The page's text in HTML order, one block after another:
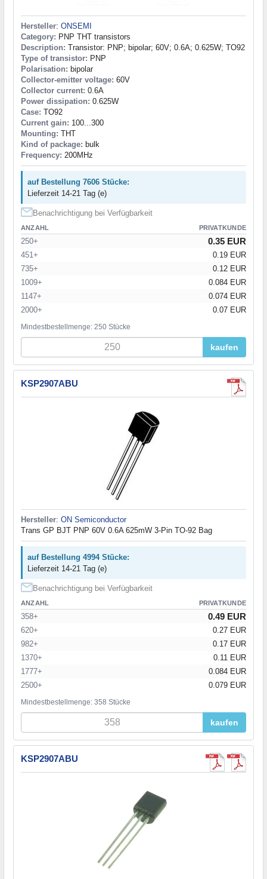
Hersteller: ONSEMI
Category: PNP THT transistors
Description: Transistor: PNP; bipolar; 60V; 0.6A; 0.625W; TO92
Type of transistor: PNP
Polarisation: bipolar
Collector-emitter voltage: 60V
Collector current: 0.6A
Power dissipation: 0.625W
Case: TO92
Current gain: 100...300
Mounting: THT
Kind of package: bulk
Frequency: 200MHz
auf Bestellung 7606 Stücke:
Lieferzeit 14-21 Tag (e)
Benachrichtigung bei Verfügbarkeit
ANZAHL PRIVATKUNDE
250+ 0.35 EUR
451+
0.19 EUR
735+
0.12 EUR
1009+
0.084 EUR
1147+
0.074 EUR
2000+
0.07 EUR
Mindestbestellmenge: 250 Stücke
kaufen
KSP2907ABU
Hersteller: ON Semiconductor
Trans GP BJT PNP 60V 0.6A 625mW 3-Pin TO-92 Bag
auf Bestellung 4994 Stücke:
Lieferzeit 14-21 Tag (e)
Benachrichtigung bei Verfügbarkeit
ANZAHL PRIVATKUNDE
358+ 0.49 EUR
620+
0.27 EUR
982+
0.17 EUR
1370+
0.11 EUR
1777+
0.084 EUR
2500+
0.079 EUR
Mindestbestellmenge: 358 Stücke
kaufen
KSP2907ABU